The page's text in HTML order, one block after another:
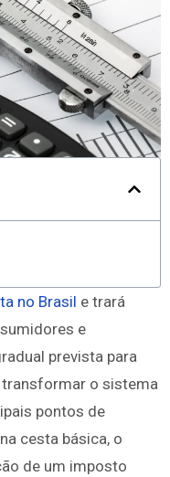
no Brasil e trará
e
prevista para
o sistema
pontos de
cesta básica, o
de um imposto